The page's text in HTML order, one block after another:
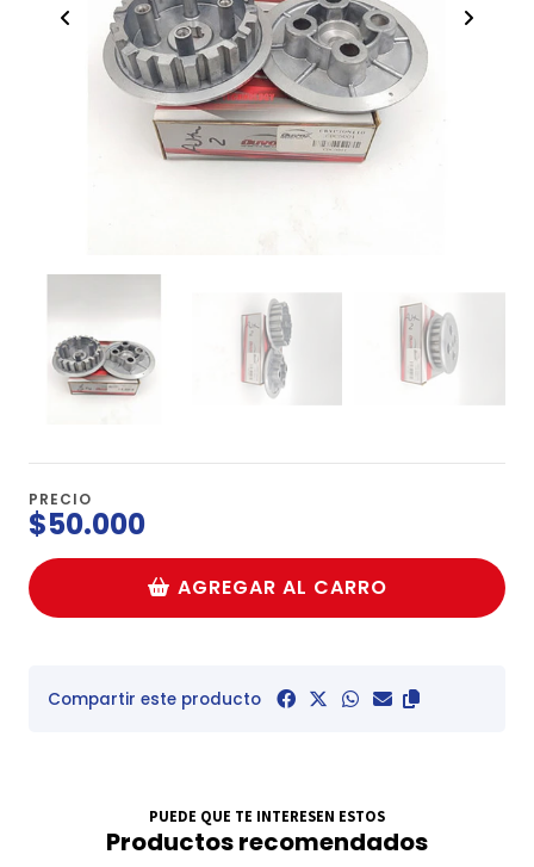
PRECIO
$50.000
AGREGAR AL CARRO
Compartir este producto
PUEDE QUE TE INTERESEN ESTOS
Productos recomendados